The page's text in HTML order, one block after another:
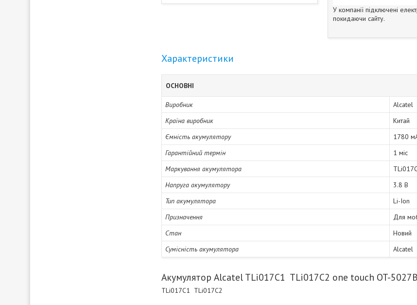
У компанії підключені
покидаючи сайту.
Характеристики
ОСНОВНІ
Виробник
Alcatel
Країна виробник
Китай
Ємність акумулятору
1780
Гарантійний термін
1 міс
Маркування акумулятора
Напруга акумулятору
3.8 В
Тип акумулятора
Li-Ion
Призначення
Для
Стан
Новий
Сумісність акумулятора
Alcatel
Акумулятор Alcatel TLi017C1 TLi017C2 one touch OT-
TLi017C1 TLi017C2